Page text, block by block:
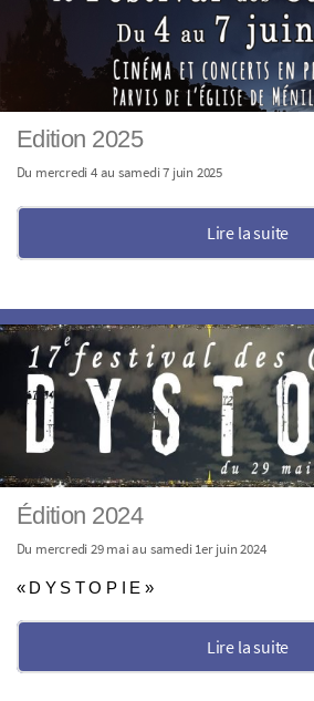
Edition 2025
Du mercredi 4 au samedi 7 juin 2025
Lire la suite
Édition 2024
Du mercredi 29 mai au samedi 1er juin 2024
« D Y S T O P I E »
Lire la suite